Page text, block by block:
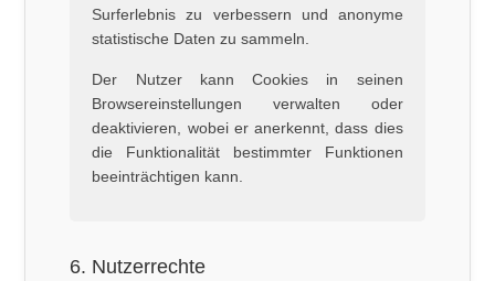
Surferlebnis zu verbessern und anonyme
statistische Daten zu sammeln.
Der Nutzer kann Cookies in seinen
Browsereinstellungen verwalten oder
deaktivieren, wobei er anerkennt, dass dies
die Funktionalität bestimmter Funktionen
beeinträchtigen kann.
6. Nutzerrechte